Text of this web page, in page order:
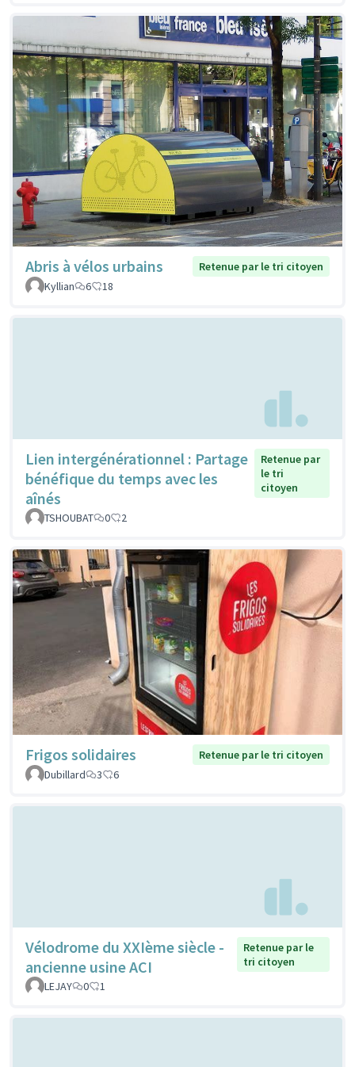
Abris à vélos urbains
Retenue par le tri citoyen
Kyllian
6 18
Lien intergénérationnel : Partage
bénéfique du temps avec les
aînés
Retenue par
le tri
citoyen
TSHOUBAT 0 2
Frigos solidaires
Retenue par le tri citoyen
Dubillard
3 6
Vélodrome du XXIème siècle -
ancienne usine ACI
Retenue par le
tri citoyen
LEJAY
0 1